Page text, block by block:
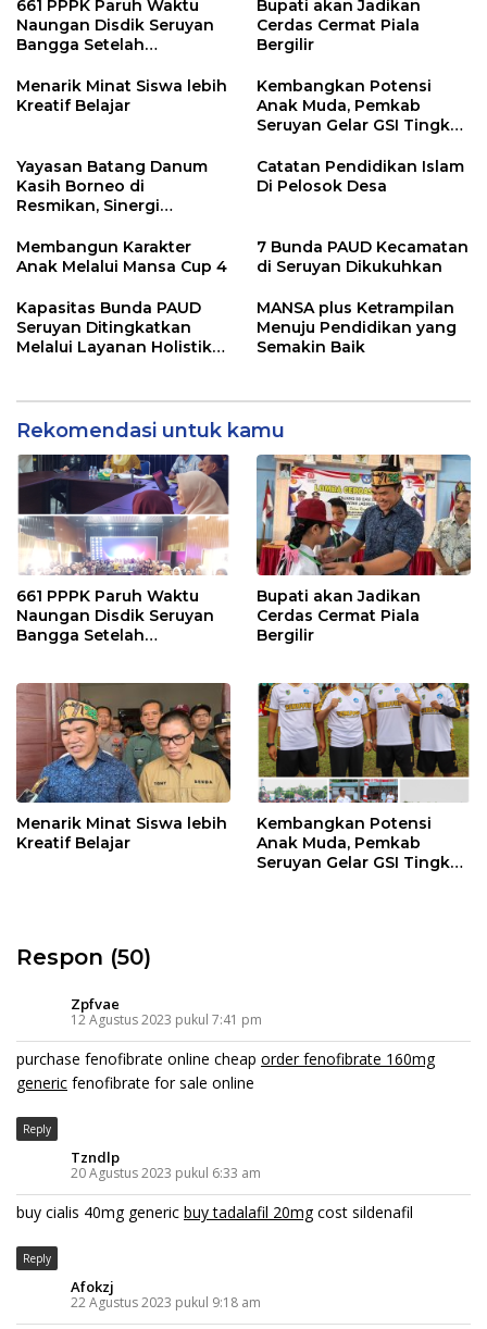
661 PPPK Paruh Waktu
Naungan Disdik Seruyan
Bangga Setelah
Kebutuhan
Bupati akan Jadikan
Cerdas Cermat Piala
Bergilir
Menarik Minat Siswa lebih
Kreatif Belajar
Kembangkan Potensi
Anak Muda, Pemkab
Seruyan Gelar GSI Tingkat
Yayasan Batang Danum
Kasih Borneo di
Resmikan, Sinergi
Catatan Pendidikan Islam
Di Pelosok Desa
Membangun Karakter
Anak Melalui Mansa Cup 4
7 Bunda PAUD Kecamatan
di Seruyan Dikukuhkan
Kapasitas Bunda PAUD
Seruyan Ditingkatkan
Melalui Layanan Holistik
MANSA plus Ketrampilan
Menuju Pendidikan yang
Semakin Baik
Rekomendasi untuk kamu
661 PPPK Paruh Waktu
Naungan Disdik Seruyan
Bangga Setelah
Bupati akan Jadikan
Cerdas Cermat Piala
Bergilir
Menarik Minat Siswa lebih
Kreatif Belajar
Kembangkan Potensi
Anak Muda, Pemkab
Seruyan Gelar GSI Tingkat
Respon (50)
Zpfvae
12 Agustus 2023 pukul 7:41 pm
purchase fenofibrate online cheap order fenofibrate 160mg
generic fenofibrate for sale online
Reply
Tzndlp
20 Agustus 2023 pukul 6:33 am
buy cialis 40mg generic buy tadalafil 20mgcost sildenafil
Reply
Afokzj
22 Agustus 2023 pukul 9:18 am